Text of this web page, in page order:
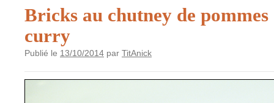
Bricks au chutney de
curry
Publié le 13/10/2014 par TitAnick